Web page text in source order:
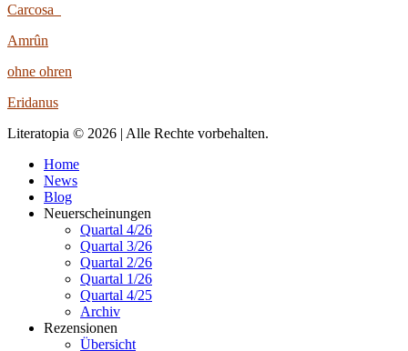
Carcosa
Amrûn
ohne ohren
Eridanus
Literatopia © 2026 | Alle Rechte vorbehalten.
Home
News
Blog
Neuerscheinungen
Quartal 4/26
Quartal 3/26
Quartal 2/26
Quartal 1/26
Quartal 4/25
Archiv
Rezensionen
Übersicht